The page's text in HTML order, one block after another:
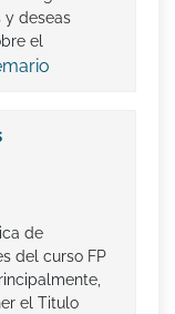
y deseas
el
de
del curso FP
el Titulo